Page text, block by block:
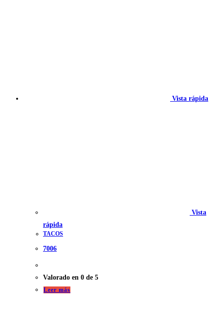
Vista rápida
Vista
rápida
TACOS
7006
Valorado en 0 de 5
Leer más